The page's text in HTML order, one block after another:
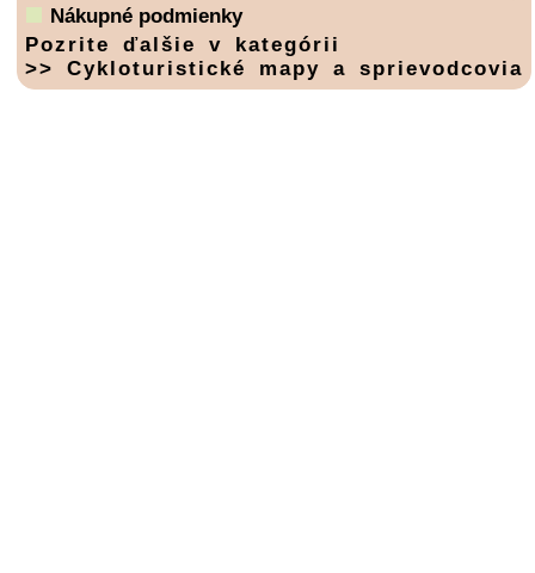
Nákupné podmienky
Pozrite ďalšie v kategórii
>> Cykloturistické mapy a sprievodcovia